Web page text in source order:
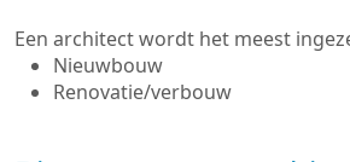
Een architect wordt het meest
Nieuwbouw
Renovatie/verbouw